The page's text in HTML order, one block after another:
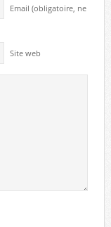
Email (obligatoire, ne
Site web